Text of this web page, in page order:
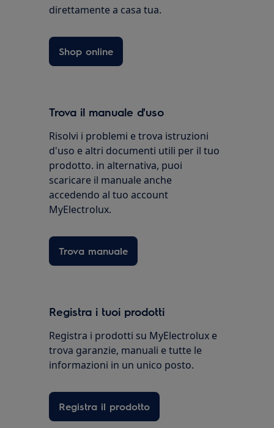
direttamente a casa tua.
Shop online
Trova il manuale d'uso
Risolvi i problemi e trova istruzioni
d'uso e altri documenti utili per il tuo
prodotto. in alternativa, puoi
scaricare il manuale anche
accedendo al tuo account
MyElectrolux.
Trova manuale
Registra i tuoi prodotti
Registra i prodotti su MyElectrolux e
trova garanzie, manuali e tutte le
informazioni in un unico posto.
Registra il prodotto